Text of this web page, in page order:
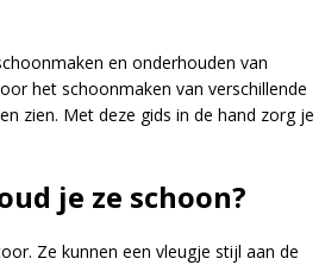
en onderhouden van
het schoonmaken van verschillende
zien. Met deze gids in de hand zorg je
je ze schoon?
Ze kunnen een vleugje stijl aan de